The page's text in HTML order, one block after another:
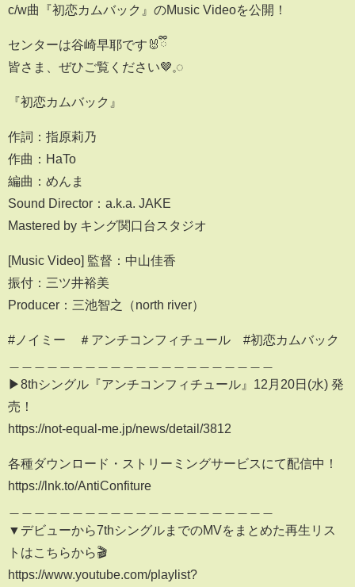
c/w曲『初恋カムバック』のMusic Videoを公開！
センターは谷崎早耶です🐰ྀི
皆さま、ぜひご覧ください🤎𓈒◌
『初恋カムバック』
作詞：指原莉乃
作曲：HaTo
編曲：めんま
Sound Director：a.k.a. JAKE
Mastered by キング関口台スタジオ
[Music Video] 監督：中山佳香
振付：三ツ井裕美
Producer：三池智之（north river）
#ノイミー ＃アンチコンフィチュール #初恋カムバック
▶8thシングル『アンチコンフィチュール』12月20日(水) 発
売！
https://not-equal-me.jp/news/detail/3812
各種ダウンロード・ストリーミングサービスにて配信中！
https://lnk.to/AntiConfiture
▼デビューから7thシングルまでのMVをまとめた再生リス
トはこちらから🎬
https://www.youtube.com/playlist?